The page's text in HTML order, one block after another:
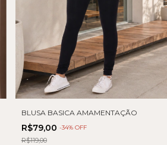
BLUSA BASICA AMAMENTAÇÃO
R$79,00 -34% OFF
R$119,00